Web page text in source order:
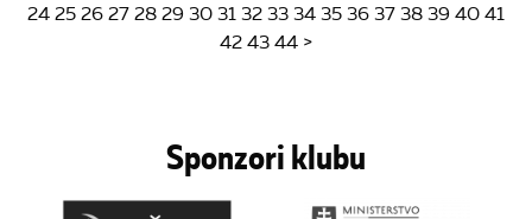
24 25 26 27 28 29 30 31 32 33 34 35 36 37 38 39 40 41
42 43 44 >
Sponzori klubu